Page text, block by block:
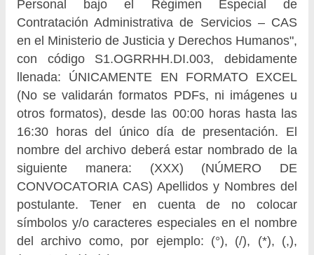
Personal bajo el Régimen Especial de
Contratación Administrativa de Servicios – CAS
en el Ministerio de Justicia y Derechos Humanos",
con código S1.OGRRHH.DI.003, debidamente
llenada: ÚNICAMENTE EN FORMATO EXCEL
(No se validarán formatos PDFs, ni imágenes u
otros formatos), desde las 00:00 horas hasta las
16:30 horas del único día de presentación. El
nombre del archivo deberá estar nombrado de la
siguiente manera: (XXX) (NÚMERO DE
CONVOCATORIA CAS) Apellidos y Nombres del
postulante. Tener en cuenta de no colocar
símbolos y/o caracteres especiales en el nombre
del archivo como, por ejemplo: (°), (/), (*), (,),